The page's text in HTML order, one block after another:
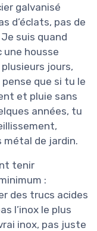
galvanisé
d’éclats, pas de
suis quand
une housse
jours,
que si tu le
et pluie sans
années, tu
métal de jardin.
tenir
:
des trucs acides
l’inox le plus
inox, pas juste